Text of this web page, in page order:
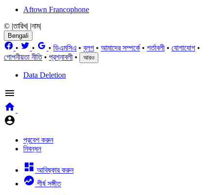
Aftown Francophone
© |তারিখ| |নাম|
Bengali
• • • ডিএমসিএ •ব্লগ • আমাদের সম্পর্কে • শর্তাবলী • যোগাযোগ •
গোপনীয়তা নীতি• প্রশ্নাবলী • আরও
Data Deletion
প্রবেশ করুন
নিবন্ধন
আবিষ্কার করুন
শীর্ষ সঙ্গীত